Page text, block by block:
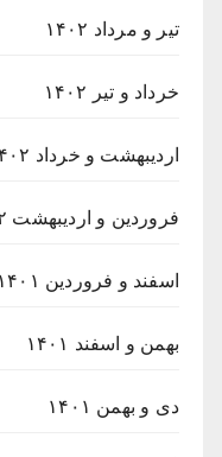
تیر و مرداد ۱۴۰۲
خرداد و تیر ۱۴۰۲
اردیبهشت و خرداد ۱۴۰۲
فروردین و اردیبهشت ۱۴۰۲
اسفند و فروردین ۱۴۰۱
بهمن و اسفند ۱۴۰۱
دی و بهمن ۱۴۰۱